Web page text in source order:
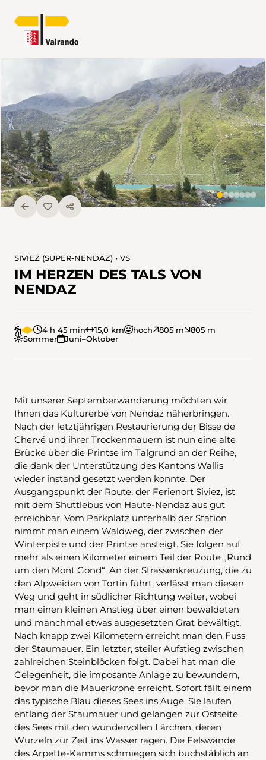
SIVIEZ (SUPER-NENDAZ) • VS
IM HERZEN DES TALS VON
NENDAZ
4 h 45 min 15,0 km hoch 805 m
805 m
Sommer
Juni–Oktober
Mit unserer Septemberwanderung möchten wir
Ihnen das Kulturerbe von Nendaz näherbringen.
Nach der letztjährigen Restaurierung der Bisse de
Chervé und ihrer Trockenmauern ist nun eine alte
Brücke über die Printse im Talgrund an der Reihe,
die dank der Unterstützung des Kantons Wallis
wieder instand gesetzt werden konnte. Der
Ausgangspunkt der Route, der Ferienort Siviez, ist
mit dem Shuttlebus von Haute-Nendaz aus gut
erreichbar. Vom Parkplatz unterhalb der Station
nimmt man einem Waldweg, der zwischen der
Winterpiste und der Printse ansteigt. Sie folgen auf
mehr als einen Kilometer einem Teil der Route „Rund
um den Mont Gond“. An der Strassenkreuzung, die zu
den Alpweiden von Tortin führt, verlässt man diesen
Weg und geht in südlicher Richtung weiter, wobei
man einen kleinen Anstieg über einen bewaldeten
und manchmal etwas ausgesetzten Grat bewältigt.
Nach knapp zwei Kilometern erreicht man den Fuss
der Staumauer. Ein letzter, steiler Aufstieg zwischen
zahlreichen Steinblöcken folgt. Dabei hat man die
Gelegenheit, die imposante Anlage zu bewundern,
bevor man die Mauerkrone erreicht. Sofort fällt einem
das typische Blau dieses Sees ins Auge. Sie laufen
entlang der Staumauer und gelangen zur Ostseite
des Sees mit den wundervollen Lärchen, deren
Wurzeln zur Zeit ins Wasser ragen. Die Felswände
des Arpette-Kamms schmiegen sich buchstäblich an